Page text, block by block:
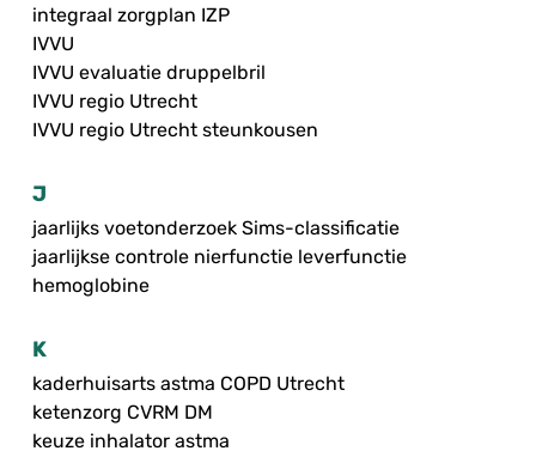
integraal zorgplan IZP
IVVU
IVVU evaluatie druppelbril
IVVU regio Utrecht
IVVU regio Utrecht steunkousen
J
jaarlijks voetonderzoek Sims-classificatie
jaarlijkse controle nierfunctie leverfunctie
hemoglobine
K
kaderhuisarts astma COPD Utrecht
ketenzorg CVRM DM
keuze inhalator astma